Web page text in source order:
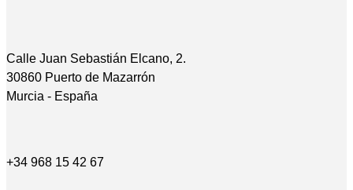
Calle Juan Sebastián Elcano, 2.
30860 Puerto de Mazarrón
Murcia - España
+34 968 15 42 67